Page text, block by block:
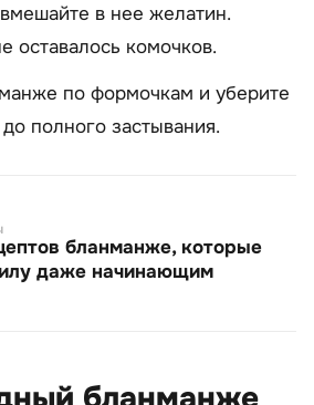
в нее желатин.
оставалось комочков.
по формочкам и уберите
полного застывания.
бланманже, которые
даже начинающим